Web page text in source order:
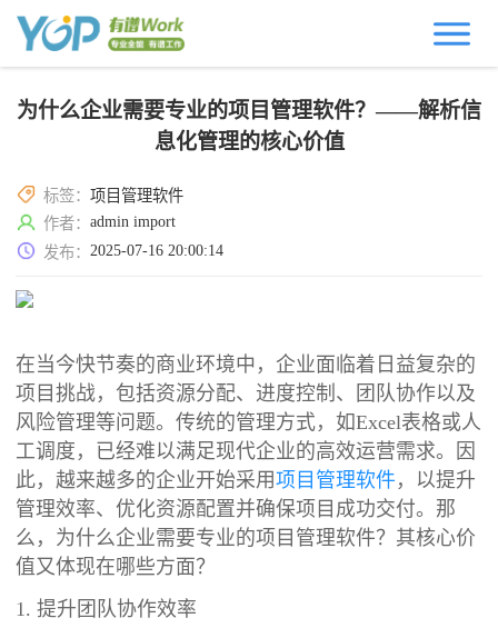
为什么企业需要专业的项目管理软件？——解析信
息化管理的核心价值
标签：项目管理软件
作者：admin import
发布：2025-07-16 20:00:14
在当今快节奏的商业环境中，企业面临着日益复杂的
项目挑战，包括资源分配、进度控制、团队协作以及
风险管理等问题。传统的管理方式，如Excel表格或人
工调度，已经难以满足现代企业的高效运营需求。因
此，越来越多的企业开始采用项目管理软件 ，以提升
管理效率、优化资源配置并确保项目成功交付。那
么，为什么企业需要专业的项目管理软件？其核心价
值又体现在哪些方面？
1. 提升团队协作效率